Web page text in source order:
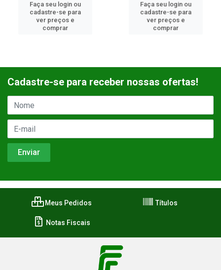
Faça seu login ou
cadastre-se para
ver preços e
comprar
Faça seu login ou
cadastre-se para
ver preços e
comprar
Cadastre-se para receber nossas ofertas!
Meus Pedidos Títulos
Notas Fiscais